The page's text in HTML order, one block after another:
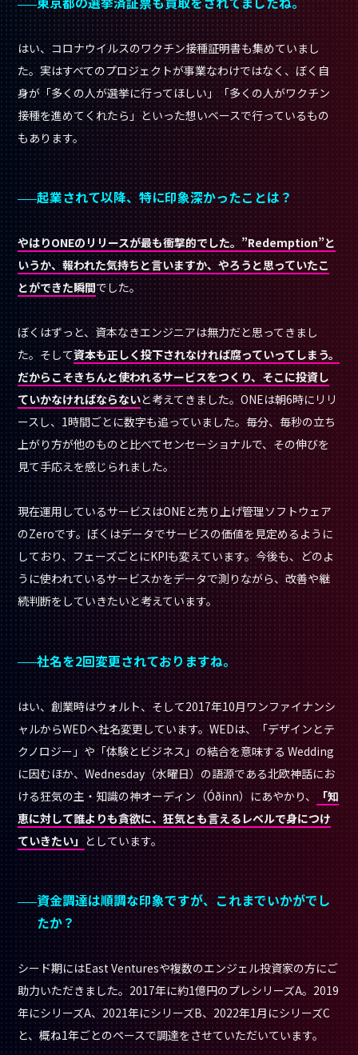
はい、コロナウイルスのワクチン接種証明書も集めていまし
た。実はすべてのプロジェクトが事業なわけではなく、ぼく自
身が「多くの人が選挙に行ってほしい」「多くの人がワクチン
接種を進めてくれたら」といった想いベースで行っているもの
もあります。
起業されて以降、特に印象深かったことは？
やはりONEのリリースが最も衝撃的でした。”Redemption”と
いうか、報われた気持ちと言いますか、やろうと思っていたこ
とができた瞬間でした。
ぼくはずっと、資本なきエンジニアは無力だと思ってきまし
た。そして資本も正しく投下されなければ腐っていってしまう。
だからこそきちんと使われるサービスをつくり、そこに投資し
ていかなければならないと考えてきました。ONEは朝6時にリリ
ースし、1時間ごとに数字も追っていました。毎分、毎秒の立ち
上がり方が他のものと比べてセンセーショナルで、その伸びを
見て手応えを感じられました。
現在運用しているサービスはONEと売り上げ管理ソフトウェア
のZeroです。ぼくはデータでサービスの価値を見定めるように
しており、フェーズごとにKPIも変えています。今後も、どのよ
うに使われているサービスかをデータで測りながら、改善や継
続判断をしていきたいと考えています。
社名を2回変更されておりますね。
はい、創業時はウォルト、そして2017年10月ワンファイナンシ
ャルからWEDへ社名変更しています。WEDは、「デザインとテ
クノロジー」や「体験とビジネス」の結合を意味する Wedding
に因むほか、Wednesday（水曜日）の語源である北欧神話にお
ける狂気の主・知識の神オーディン（Óðinn）にあやかり、
「知
恵に対して誰よりも貪欲に、狂気とも言えるレベルで身につけ
ていきたい」 としています。
資金調達は順調な印象ですが、これまでいかがでし
たか？
シード期にはEast Venturesや複数のエンジェル投資家の方にご
助力いただきました。2017年に約1億円のプレシリーズA。2019
年にシリーズA、2021年にシリーズB、2022年1月にシリーズC
と、概ね1年ごとのペースで調達をさせていただいています。